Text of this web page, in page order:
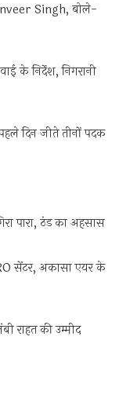
Singh, बोले-
के निर्देश, निगरानी
दिन जीते तीनों पदक
पारा, ठंड का अहसास
सेंटर, अकासा एयर के
राहत की उम्मीद